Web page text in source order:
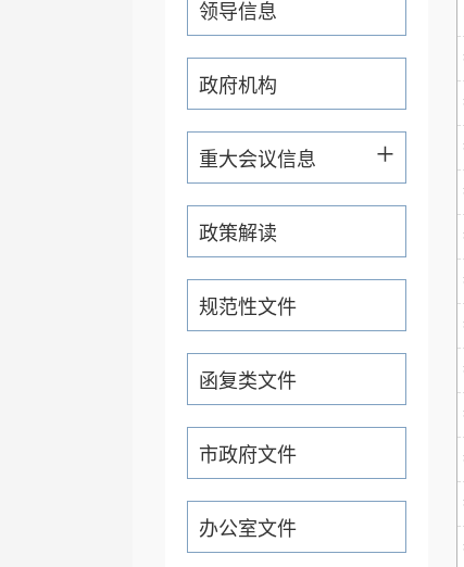
领导信息
政府机构
重大会议信息 +
政策解读
规范性文件
函复类文件
市政府文件
办公室文件